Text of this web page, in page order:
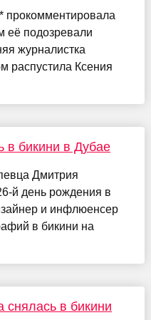
прокомментировала
её подозревали
журналистка
распустила Ксения
в бикини в Дубае
Дмитрия
й день рождения в
и инфлюенсер
в бикини на
снялась в бикини